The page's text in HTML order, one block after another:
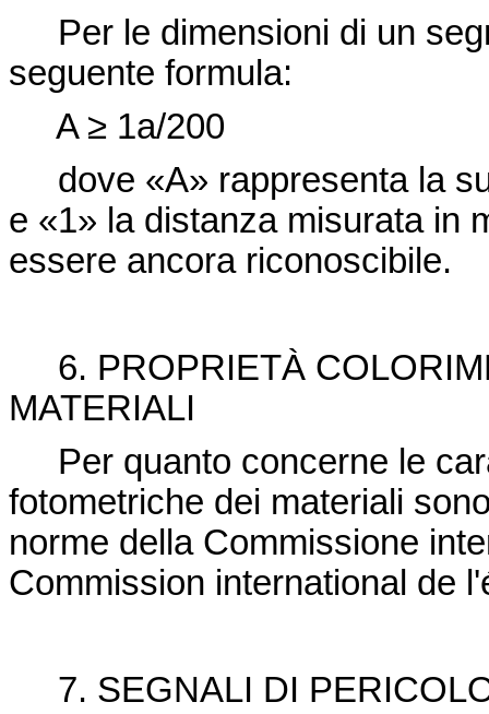
Per le dimensioni di un
seguente formula:
A ≥ 1a/200
dove «A» rappresenta la
e «1» la distanza misurata in
essere ancora riconoscibile.
6. PROPRIETÀ
MATERIALI
Per quanto concerne le
fotometriche dei materiali
norme della Commissione
Commission international de
7. SEGNALI DI